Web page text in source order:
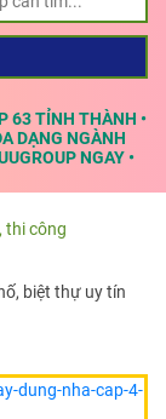
63 TỈNH THÀNH •
DẠNG NGÀNH
NGAY •
thi công
biệt thự uy tín